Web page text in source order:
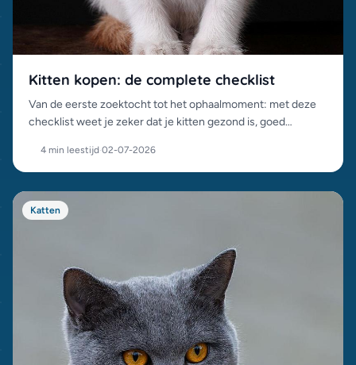
Kitten kopen: de complete checklist
Van de eerste zoektocht tot het ophaalmoment: met deze
checklist weet je zeker dat je kitten gezond is, goed
4 min leestijd·02-07-2026
Katten